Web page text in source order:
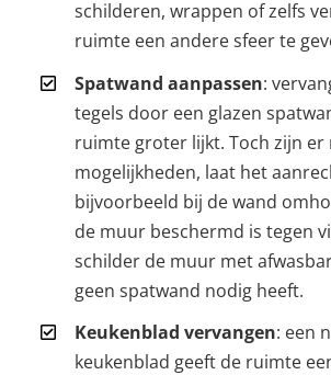
schilderen, wrappen of zelfs
ruimte een andere sfeer te
Spatwand aanpassen:
tegels door een glazen
ruimte groter lijkt. Toch zijn er
mogelijkheden, laat het
bijvoorbeeld bij de wand
de muur beschermd is tegen
schilder de muur met
geen spatwand nodig heeft.
Keukenblad vervangen: een
keukenblad geeft de ruimte